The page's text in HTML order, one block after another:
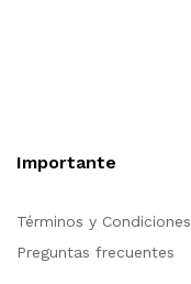
Importante
Términos y Condiciones
Preguntas frecuentes